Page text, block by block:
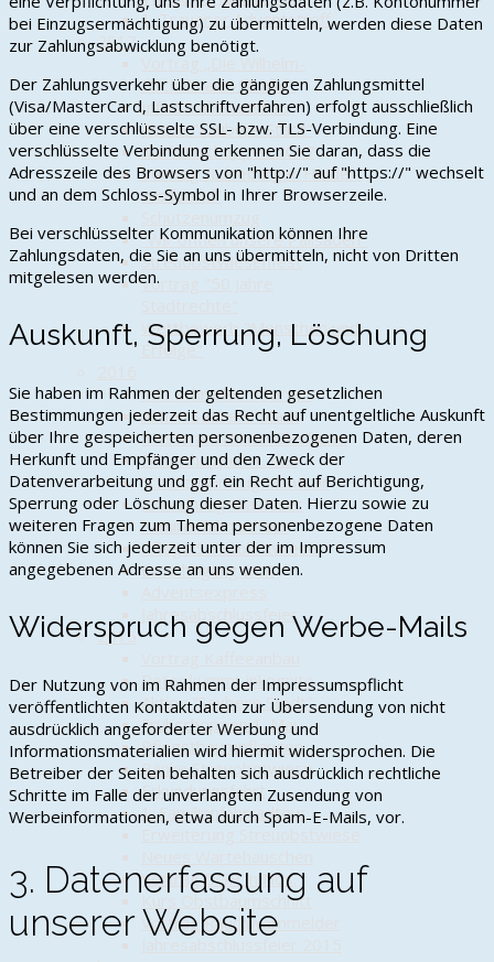
1. Trauener Adventstreff
2017
Vortrag „Die Wilhelm-
Bockelmann-Straße"
Info Straßenausbau
Aktion "Saubere Stadt"
Maifrühschoppen 2017
Vortrag "Lüneburger Heide -
Wolfsland"
"Wir öffnen unsere Palisaden"
Streuobstwiesenfest
Vortrag "50 Jahre
Wettbewerb "Menschen und
Erfolge"
Info schnelles Internet
Aktion Saubere Stadt
Musteranschluss Glasfaser
Frühschoppen 1. Mai
Schützenumzug Munster
Einweihung Glasfaser
Familienfahrradtour
Pflege Streuobstwiese
Besichtigung DLR
Jahresabschlussfeier
2015
Peter kümmt inkognito
Aktion "Saubere Stadt"
Frühschoppen 1. Mai
Pfingstbaumpflanzen
Bänke Streuobstwiese
Erkundungsfahrt
1. Familienfahrradtour
Erweiterung Streuobstwiese
Vortrag DGH in Nds.
Kurs Obstbaumschnitt
Vortrag Rauchwarnmelder
bei Einzugsermächtigung) zu übermitteln, werden diese Daten
zur Zahlungsabwicklung benötigt.
Der Zahlungsverkehr über die gängigen Zahlungsmittel
(Visa/MasterCard, Lastschriftverfahren) erfolgt ausschließlich
über eine verschlüsselte SSL- bzw. TLS-Verbindung. Eine
verschlüsselte Verbindung erkennen Sie daran, dass die
Adresszeile des Browsers von "http://" auf "https://" wechselt
und an dem Schloss-Symbol in Ihrer Browserzeile.
Bei verschlüsselter Kommunikation können Ihre
Zahlungsdaten, die Sie an uns übermitteln, nicht von Dritten
mitgelesen werden.
Auskunft, Sperrung, Löschung
Sie haben im Rahmen der geltenden gesetzlichen
Bestimmungen jederzeit das Recht auf unentgeltliche Auskunft
über Ihre gespeicherten personenbezogenen Daten, deren
Herkunft und Empfänger und den Zweck der
Datenverarbeitung und ggf. ein Recht auf Berichtigung,
Sperrung oder Löschung dieser Daten. Hierzu sowie zu
weiteren Fragen zum Thema personenbezogene Daten
können Sie sich jederzeit unter der im Impressum
angegebenen Adresse an uns wenden.
Widerspruch gegen Werbe-Mails
Der Nutzung von im Rahmen der Impressumspflicht
veröffentlichten Kontaktdaten zur Übersendung von nicht
ausdrücklich angeforderter Werbung und
Informationsmaterialien wird hiermit widersprochen. Die
Betreiber der Seiten behalten sich ausdrücklich rechtliche
Schritte im Falle der unverlangten Zusendung von
Werbeinformationen, etwa durch Spam-E-Mails, vor.
3. Datenerfassung auf
unserer Website